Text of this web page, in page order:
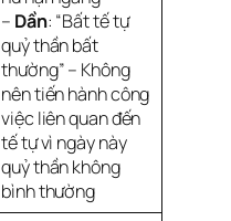
– Dần: “Bất tế tự
quỷ thần bất
thường” – Không
nên tiến hành công
việc liên quan đến
tế tự vì ngày này
quỷ thần không
bình thường